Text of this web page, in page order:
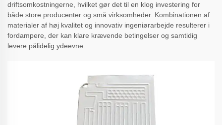
driftsomkostningerne, hvilket gør det til en klog investering for
både store producenter og små virksomheder. Kombinationen af
materialer af høj kvalitet og innovativ ingeniørarbejde resulterer i
fordampere, der kan klare krævende betingelser og samtidig
levere pålidelig ydeevne.